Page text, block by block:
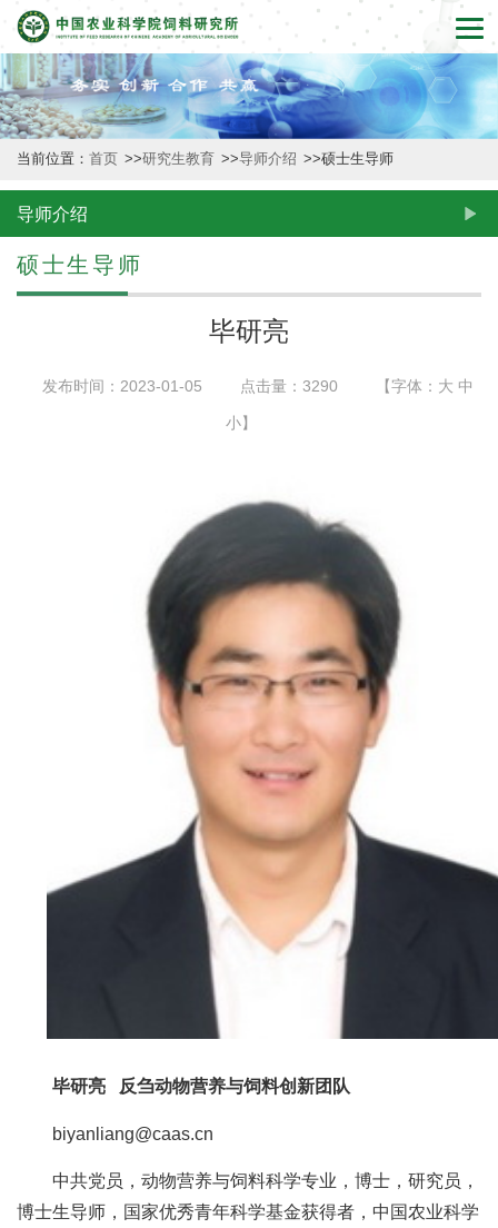
首
页
本
所
概
况
新
当前位置： 首页 >>研究生教育 >>导师介绍 >>硕士生导师
导师介绍
硕士生导师
毕研亮
发布时间：2023-01-05 点击量： 3290 【字体： 大 中
小】
毕研亮 反刍动物营养与饲料创新团队
biyanliang@caas.cn
中共党员，动物营养与饲料科学专业，博士，研究员，
博士生导师，国家优秀青年科学基金获得者，中国农业科学